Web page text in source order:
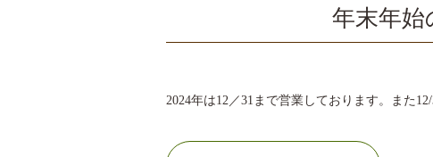
年末年始
2024年は12／31まで営業しております。また